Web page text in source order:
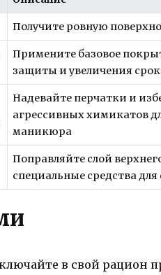
Получите ровную
Примените базовое
защиты и увеличения
Надевайте перчатки и
агрессивных химикатов
маникюра
Поправляйте слой
специальные средства
в свой рацион